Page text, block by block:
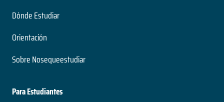
Dónde Estudiar
Orientación
Sobre Nosequeestudiar
Para Estudiantes